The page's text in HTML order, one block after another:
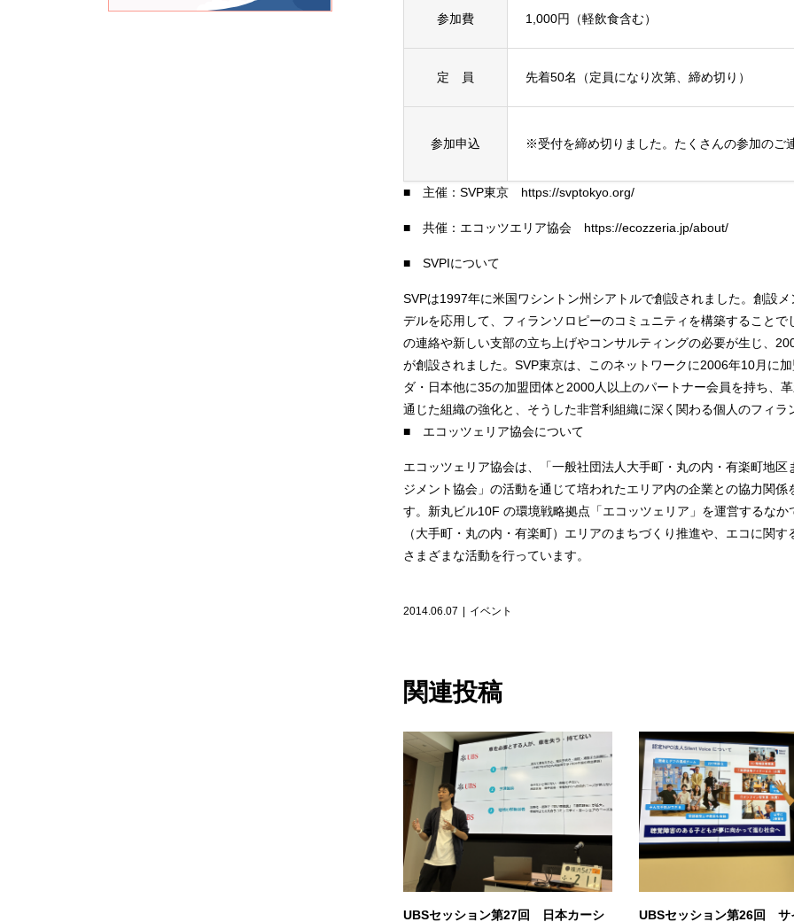
参加費 1,000円（軽飲食含む）
定 員 先着50名（定員になり次第、締め切り）
参加申込 ※受付を締め切りました。たくさんの参加のご
■ 主催：SVP東京 https://svptokyo.org/
■ 共催：エコッツエリア協会 https://ecozzeria.jp/about/
■ SVPIについて
SVPは1997年に米国ワシントン州シアトルで創設されました。創設
デルを応用して、フィランソロピーのコミュニティを構築すること
の連絡や新しい支部の立ち上げやコンサルティングの必要が生じ、
が創設されました。SVP東京は、このネットワークに2006年10月に
ダ・日本他に35の加盟団体と2000人以上のパートナー会員を持ち、
通じた組織の強化と、そうした非営利組織に深く関わる個人のフィ
■ エコッツェリア協会について
エコッツェリア協会は、「一般社団法人大手町・丸の内・有楽町地
ジメント協会」の活動を通じて培われたエリア内の企業との協力関
す。新丸ビル10F の環境戦略拠点「エコッツェリア」を運営するな
（大手町・丸の内・有楽町）エリアのまちづくり推進や、エコに関
さまざまな活動を行っています。
2014.06.07 イベント
関連投稿
UBSセッション第27回 日本カーシ UBSセッション第26回 サ